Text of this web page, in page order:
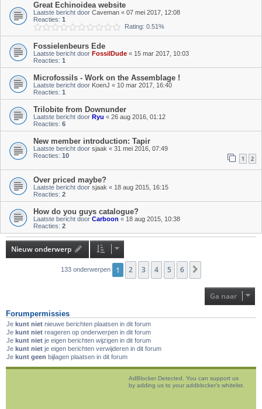
Great Echinoidea website
Laatste bericht door Caveman « 07 mei 2017, 12:08
Reacties: 1
Rating: 0.51%
Fossielenbeurs Ede
Laatste bericht door FossilDude « 15 mar 2017, 10:03
Reacties: 1
Microfossils - Work on the Assemblage !
Laatste bericht door KoenJ « 10 mar 2017, 16:40
Reacties: 1
Trilobite from Downunder
Laatste bericht door Ryu « 26 aug 2016, 01:12
Reacties: 6
New member introduction: Tapir
Laatste bericht door sjaak « 31 mei 2016, 07:49
Reacties: 10 1 2
Over priced maybe?
Laatste bericht door sjaak « 18 aug 2015, 16:15
Reacties: 2
How do you guys catalogue?
Laatste bericht door Carboon « 18 aug 2015, 10:38
Reacties: 2
Nieuw onderwerp
133 onderwerpen 1 2 3 4 5 6
Ga naar
Forumpermissies
Je kunt niet nieuwe berichten plaatsen in dit forum
Je kunt niet reageren op onderwerpen in dit forum
Je kunt niet je eigen berichten wijzigen in dit forum
Je kunt niet je eigen berichten verwijderen in dit forum
Je kunt geen bijlagen plaatsen in dit forum
AdBlocker Detected. You can support us
by adding us to your addblocker's whitelist.